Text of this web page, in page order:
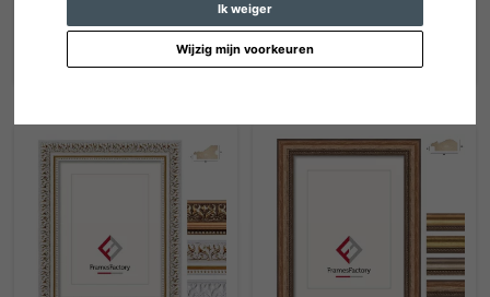
Ik weiger
Wijzig mijn voorkeuren
vanaf € 146,20 * vanaf € 162,80 *